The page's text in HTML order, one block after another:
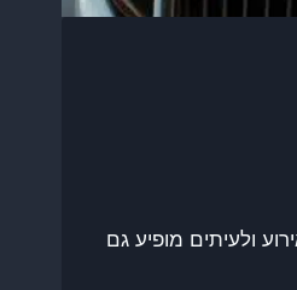
ולעיתים מופיע גם